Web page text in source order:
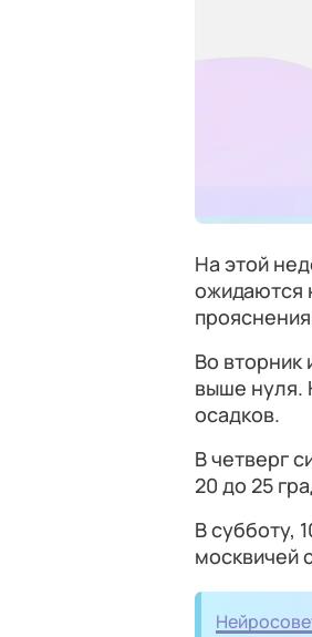
На этой
ожидаются
Во вторник
выше нуля.
осадков.
В четверг
20 до 25
В субботу,
москвичей